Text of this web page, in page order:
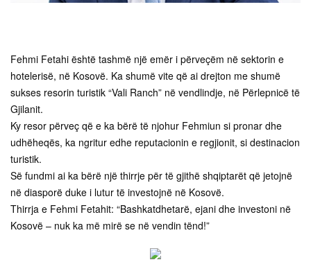
Fehmi Fetahi është tashmë një emër i përveçëm në sektorin e
hotelerisë, në Kosovë. Ka shumë vite që ai drejton me shumë
sukses resorin turistik “Vali Ranch” në vendlindje, në Përlepnicë të
Gjilanit.
Ky resor përveç që e ka bërë të njohur Fehmiun si pronar dhe
udhëheqës, ka ngritur edhe reputacionin e regjionit, si destinacion
turistik.
Së fundmi ai ka bërë një thirrje për të gjithë shqiptarët që jetojnë
në diasporë duke i lutur të investojnë në Kosovë.
Thirrja e Fehmi Fetahit: “Bashkatdhetarë, ejani dhe investoni në
Kosovë – nuk ka më mirë se në vendin tënd!”